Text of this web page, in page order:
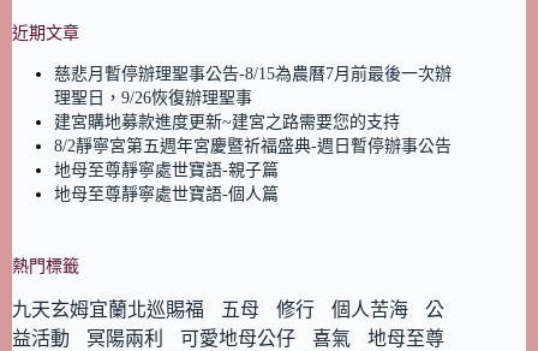
近期文章
慈悲月暫停辦理聖事公告-8/15為農曆7月前最後一次辦
理聖日，9/26恢復辦理聖事
建宮購地募款進度更新~建宮之路需要您的支持
8/2靜寧宮第五週年宮慶暨祈福盛典-週日暫停辦事公告
地母至尊靜寧處世寶語-親子篇
地母至尊靜寧處世寶語-個人篇
熱門標籤
九天玄姆宜蘭北巡賜福 五母 修行 個人苦海
公
益活動
冥陽兩利 可愛地母公仔 喜氣
地母至尊